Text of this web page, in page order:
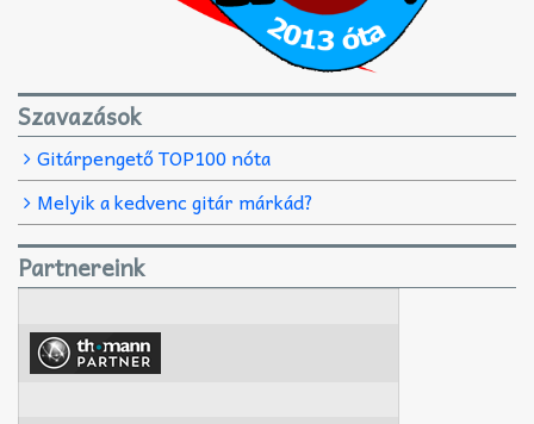
Szavazások
Gitárpengető TOP100 nóta
Melyik a kedvenc gitár márkád?
Partnereink